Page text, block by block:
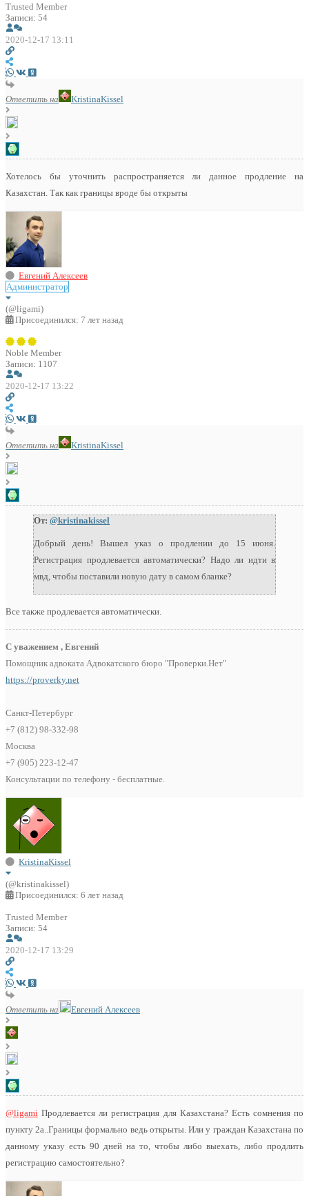
Trusted Member
Записи: 54
2020-12-17 13:11
Ответить на KristinaKissel
Хотелось бы уточнить распространяется ли данное продление на
Казахстан. Так как границы вроде бы открыты
Евгений Алексеев
Администратор
(@ligami)
Присоединился: 7 лет назад
Noble Member
Записи: 1107
2020-12-17 13:22
Ответить на KristinaKissel
От: @kristinakissel
Добрый день! Вышел указ о продлении до 15 июня.
Регистрация продлевается автоматически? Надо ли идти в
мвд, чтобы поставили новую дату в самом бланке?
Все также продлевается автоматически.
С уважением , Евгений
Помощник адвоката Адвокатского бюро "Проверки.Нет"
https://proverky.net
Санкт-Петербург
+7 (812) 98-332-98
Москва
+7 (905) 223-12-47
Консультации по телефону - бесплатные.
KristinaKissel
(@kristinakissel)
Присоединился: 6 лет назад
Trusted Member
Записи: 54
2020-12-17 13:29
Ответить на Евгений Алексеев
@ligami Продлевается ли регистрация для Казахстана? Есть сомнения по
пункту 2а..Границы формально ведь открыты. Или у граждан Казахстана по
данному указу есть 90 дней на то, чтобы либо выехать, либо продлить
регистрацию самостоятельно?